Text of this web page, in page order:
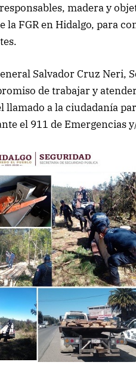
madera y
la FGR en Hidalgo, para
Salvador Cruz Neri,
de trabajar y
llamado a la ciudadanía
el 911 de Emergencias